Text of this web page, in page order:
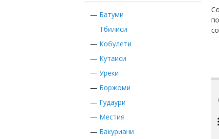
— Батуми
— Тбилиси
— Кобулети
— Кутаиси
— Уреки
— Боржоми
— Гудаури
— Местия
— Бакуриани